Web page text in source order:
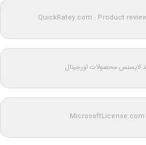
QuickRatey.com : Product
لایسنس محصولات اورجینال